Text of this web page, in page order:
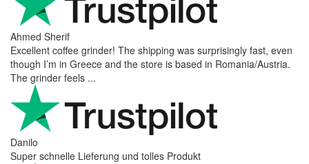
Ahmed Sherif
Excellent coffee grinder! The shipping was surprisingly fast, even
though I’m in Greece and the store is based in Romania/Austria.
The grinder feels ...
Danilo
Super schnelle Lieferung und tolles Produkt